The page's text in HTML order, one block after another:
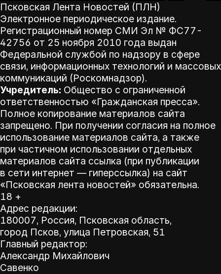
Псковская Лента Новостей (ПЛН)
Электронное периодическое издание.
Регистрационный номер СМИ Эл № ФС77-
42756 от 25 ноября 2010 года выдан
Федеральной службой по надзору в сфере
связи, информационных технологий и массовых
коммуникаций (Роскомнадзор).
Учредитель: Общество с ограниченной
ответственностью «Гражданская пресса».
Полное копирование материалов сайта
запрещено. При получении согласия на полное
использование материалов сайта, а также
при частичном использовании отдельных
материалов сайта ссылка (при публикации
в сети интернет — гиперссылка) на сайт
«Псковская лента новостей» обязательна.
18 +
Адрес редакции:
180007, Россия, Псковская область,
город Псков, улица Петровская, 51
Главный редактор:
Александр Михайлович
Савенко